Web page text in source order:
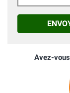
Avez-